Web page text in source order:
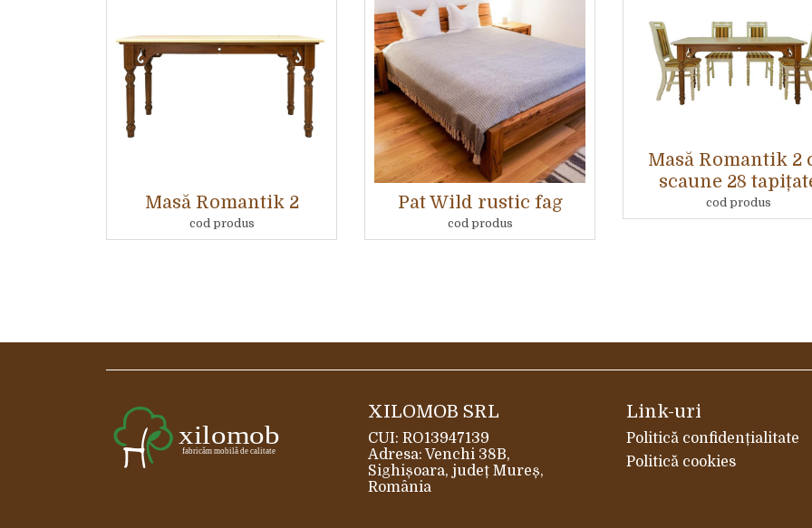
Masă Romantik 2
cod produs
Pat Wild rustic fag
cod produs
Masă Romantik 2
scaune 28
cod produs
XILOMOB SRL
CUI: RO13947139
Adresa: Venchi 38B,
Sighișoara, județ Mureș,
România
Link-uri
Politică confidențialitate
Politică cookies